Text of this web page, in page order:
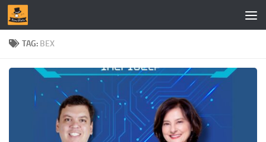
Skip to content
TAG: BEX